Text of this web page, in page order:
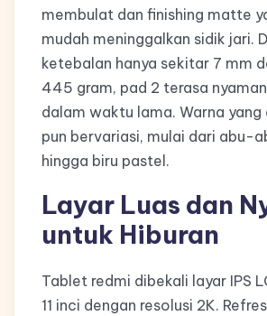
membulat dan finishing matte
mudah meninggalkan sidik jari.
ketebalan hanya sekitar 7 mm
445 gram, pad 2 terasa
dalam waktu lama. Warna
pun bervariasi, mulai dari abu-
hingga biru pastel.
Layar Luas dan
untuk Hiburan
Tablet redmi dibekali layar IPS
11 inci dengan resolusi 2K.